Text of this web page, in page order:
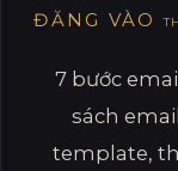
TỰ ĐỘNG
ĐĂNG VÀO
7 bước
sách
template,